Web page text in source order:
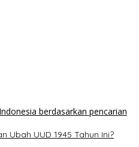
Ubah UUD 1945 Tahun Ini?